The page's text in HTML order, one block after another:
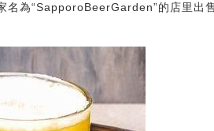
名為“SapporoBeerGarden”的店里出